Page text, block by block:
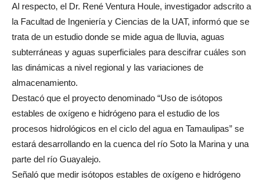
Al respecto, el Dr. René Ventura Houle, investigador adscrito a
la Facultad de Ingeniería y Ciencias de la UAT, informó que se
trata de un estudio donde se mide agua de lluvia, aguas
subterráneas y aguas superficiales para descifrar cuáles son
las dinámicas a nivel regional y las variaciones de
almacenamiento.
Destacó que el proyecto denominado “Uso de isótopos
estables de oxígeno e hidrógeno para el estudio de los
procesos hidrológicos en el ciclo del agua en Tamaulipas” se
estará desarrollando en la cuenca del río Soto la Marina y una
parte del río Guayalejo.
Señaló que medir isótopos estables de oxígeno e hidrógeno